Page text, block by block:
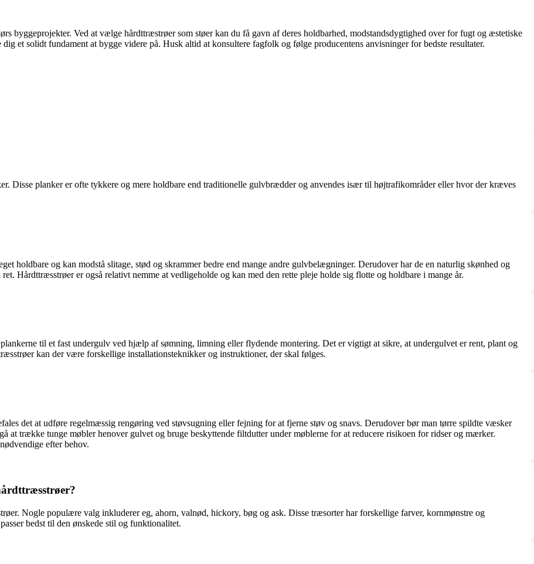
byggeprojekter. Ved at vælge hårdttræstrøer som støer kan du få gavn af deres holdbarhed, modstandsdygtighed over for fugt og æstetiske
et solidt fundament at bygge videre på. Husk altid at konsultere fagfolk og følge producentens anvisninger for bedste resultater.
Disse planker er ofte tykkere og mere holdbare end traditionelle gulvbrædder og anvendes især til højtrafikområder eller hvor der kræves
holdbare og kan modstå slitage, stød og skrammer bedre end mange andre gulvbelægninger. Derudover har de en naturlig skønhed og
Hårdttræsstrøer er også relativt nemme at vedligeholde og kan med den rette pleje holde sig flotte og holdbare i mange år.
til et fast undergulv ved hjælp af sømning, limning eller flydende montering. Det er vigtigt at sikre, at undergulvet er rent, plant og
kan der være forskellige installationsteknikker og instruktioner, der skal følges.
det at udføre regelmæssig rengøring ved støvsugning eller fejning for at fjerne støv og snavs. Derudover bør man tørre spildte væsker
at trække tunge møbler henover gulvet og bruge beskyttende filtdutter under møblerne for at reducere risikoen for ridser og mærker.
efter behov.
Nogle populære valg inkluderer eg, ahorn, valnød, hickory, bøg og ask. Disse træsorter har forskellige farver, kornmønstre og
bedst til den ønskede stil og funktionalitet.